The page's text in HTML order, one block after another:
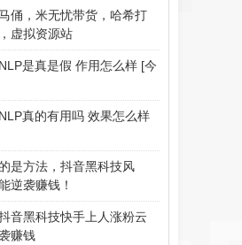
俑，米无忧带货，哈希打
虚拟资源站
是真是假 作用怎么样 [今
真的有用吗 效果怎么样
是方法，抖音黑科技风
逆袭赚钱！
音黑科技快手上人涨粉云
赚钱